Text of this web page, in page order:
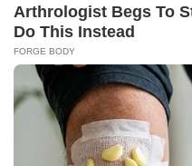
Email
Tentang Katadata Advertising
Kebijakan Privasi